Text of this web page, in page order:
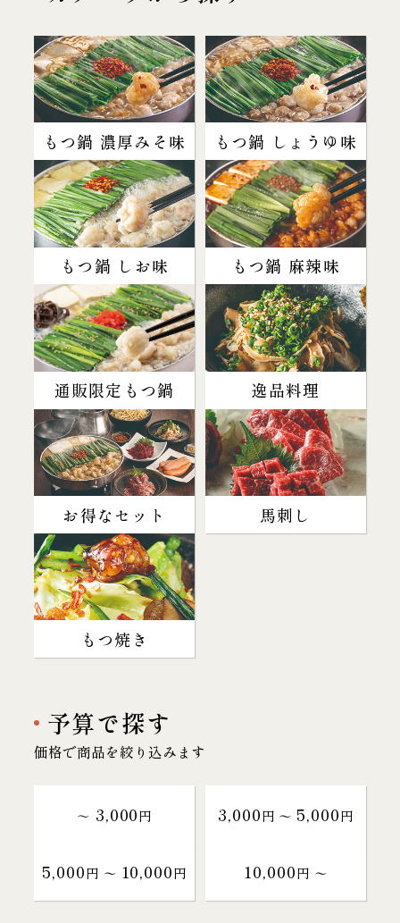
もつ鍋 濃厚みそ味 もつ鍋 しょうゆ味
もつ鍋 しお味 もつ鍋 麻辣味
通販限定もつ鍋 逸品料理
お得なセット 馬刺し
もつ焼き
予算で探す
価格で商品を絞り込みます
～ 3,000円 3,000円 〜 5,000円
5,000円 〜 10,000円 10,000円 〜